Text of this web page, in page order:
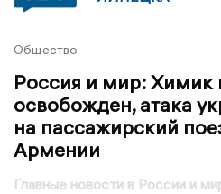
Общество
Россия и мир:
освобожден, атака
на пассажирский
Армении
Главные новости в России и